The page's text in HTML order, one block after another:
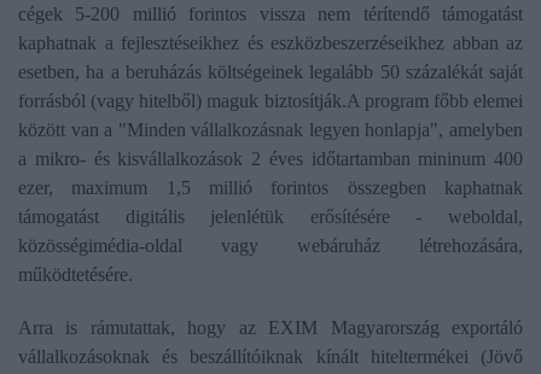
cégek 5-200 millió forintos vissza nem térítendő támogatást
kaphatnak a fejlesztéseikhez és eszközbeszerzéseikhez abban az
esetben, ha a beruházás költségeinek legalább 50 százalékát saját
forrásból (vagy hitelből) maguk biztosítják.A program főbb elemei
között van a "Minden vállalkozásnak legyen honlapja", amelyben
a mikro- és kisvállalkozások 2 éves időtartamban mininum 400
ezer, maximum 1,5 millió forintos összegben kaphatnak
támogatást digitális jelenlétük erősítésére - weboldal,
közösségimédia-oldal vagy webáruház létrehozására,
működtetésére.
Arra is rámutattak, hogy az EXIM Magyarország exportáló
vállalkozásoknak és beszállítóiknak kínált hiteltermékei (Jövő